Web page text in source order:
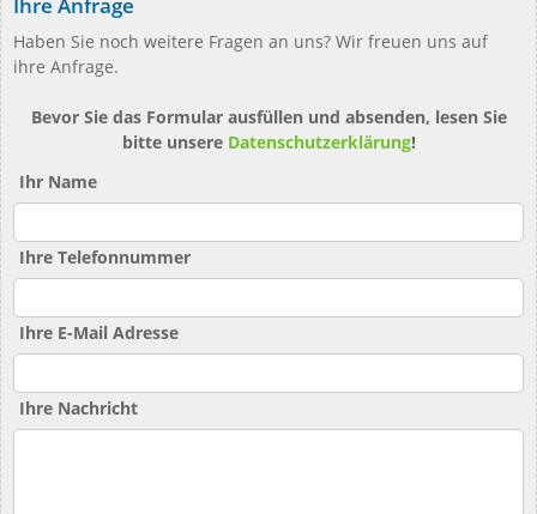
Haben Sie noch weitere Fragen an uns? Wir freuen uns auf
ihre Anfrage.
Bevor Sie das Formular ausfüllen und absenden, lesen Sie
bitte unsere Datenschutzerklärung!
Ihr Name
Ihre Telefonnummer
Ihre E-Mail Adresse
Ihre Nachricht